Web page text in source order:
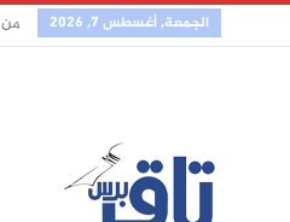
الجمعة, أغسطس 7, 2026